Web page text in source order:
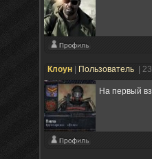
Клоун Пользователь |
На первый